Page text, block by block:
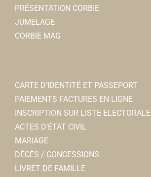
PRÉSENTATION CORBIE
JUMELAGE
CORBIE MAG
CARTE D’IDENTITÉ ET PASSEPORT
PAIEMENTS FACTURES EN LIGNE
INSCRIPTION SUR LISTE ELECTORALE
ACTES D’ÉTAT CIVIL
MARIAGE
DÉCÈS / CONCESSIONS
LIVRET DE FAMILLE